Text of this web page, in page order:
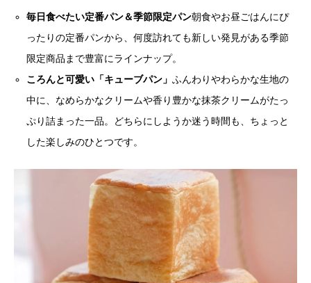
毎日食べたい定番パン＆季節限定パン朝食やお昼ごはんにぴ
ったりの定番パンから、何度訪れても新しい発見がある季節
限定商品まで豊富にラインナップ。
ころんと可愛い「キューブパン」ふんわりやわらかな生地の
中に、なめらかなクリームや香り豊かな抹茶クリームがたっ
ぷり詰まった一品。どちらにしようか迷う時間も、ちょっと
した楽しみのひとつです。